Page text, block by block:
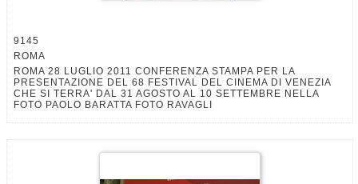
9145
ROMA
ROMA 28 LUGLIO 2011 CONFERENZA STAMPA PER LA
PRESENTAZIONE DEL 68 FESTIVAL DEL CINEMA DI VENEZIA
CHE SI TERRA' DAL 31 AGOSTO AL 10 SETTEMBRE NELLA
FOTO PAOLO BARATTA FOTO RAVAGLI